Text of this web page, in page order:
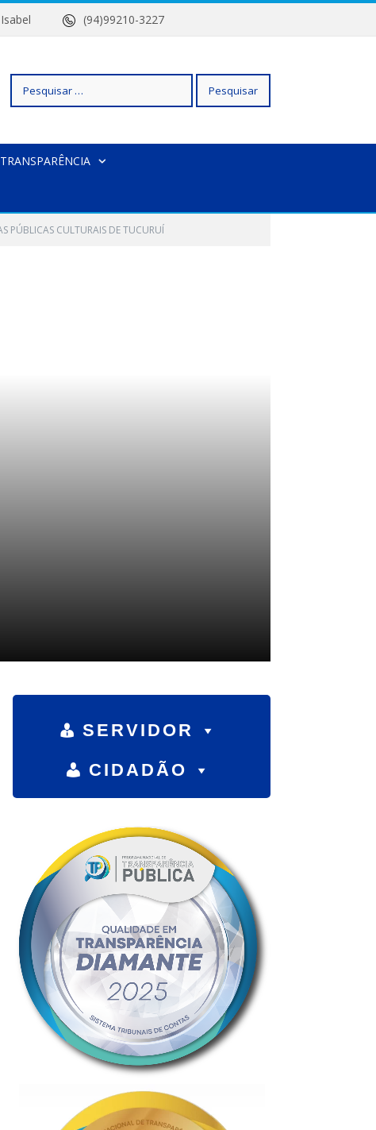
Isabel (94)99210-3227
Pesquisar
TRANSPARÊNCIA
PÚBLICAS CULTURAIS DE TUCURUÍ
SERVIDOR
CIDADÃO